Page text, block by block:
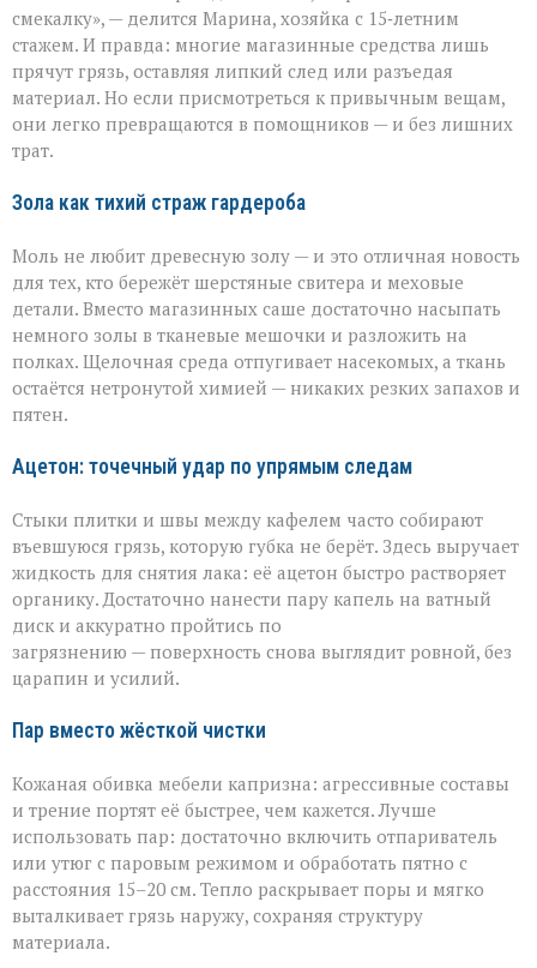
для
идеальной
чистоты
смекалку», — делится Марина, хозяйка с 15‑летним
стажем. И правда: многие магазинные средства лишь
прячут грязь, оставляя липкий след или разъедая
материал. Но если присмотреться к привычным вещам,
они легко превращаются в помощников — и без лишних
трат.
Зола как тихий страж гардероба
Моль не любит древесную золу — и это отличная новость
для тех, кто бережёт шерстяные свитера и меховые
детали. Вместо магазинных саше достаточно насыпать
немного золы в тканевые мешочки и разложить на
полках. Щелочная среда отпугивает насекомых, а ткань
остаётся нетронутой химией — никаких резких запахов и
пятен.
Ацетон: точечный удар по упрямым следам
Стыки плитки и швы между кафелем часто собирают
въевшуюся грязь, которую губка не берёт. Здесь выручает
жидкость для снятия лака: её ацетон быстро растворяет
органику. Достаточно нанести пару капель на ватный
диск и аккуратно пройтись по
загрязнению — поверхность снова выглядит ровной, без
царапин и усилий.
Пар вместо жёсткой чистки
Кожаная обивка мебели капризна: агрессивные составы
и трение портят её быстрее, чем кажется. Лучше
использовать пар: достаточно включить отпариватель
или утюг с паровым режимом и обработать пятно с
расстояния 15–20 см. Тепло раскрывает поры и мягко
выталкивает грязь наружу, сохраняя структуру
материала.